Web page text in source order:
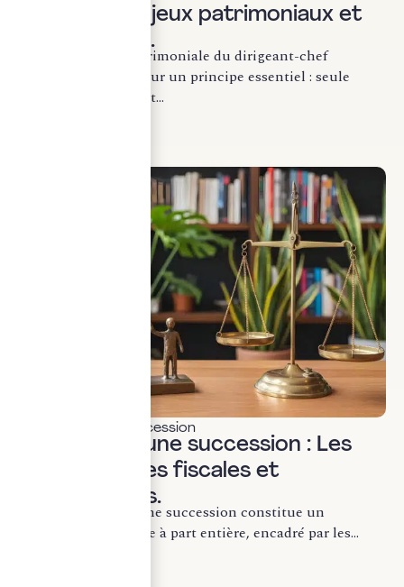
dirigeant : enjeux patrimoniaux et
stratégiques.
La transmission patrimoniale du dirigeant-chef
d’entreprise repose sur un principe essentiel : seule
l’anticipation permet...
Transmission & succession
Renoncer à une succession : Les
conséquences fiscales et
patrimoniales.
La renonciation à une succession constitue un
mécanisme juridique à part entière, encadré par les...